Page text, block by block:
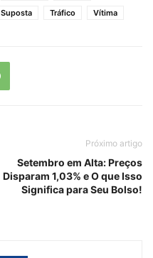
Suposta Tráfico Vítima
Próximo artigo
Setembro em Alta: Preços
Disparam 1,03% e O que Isso
Significa para Seu Bolso!